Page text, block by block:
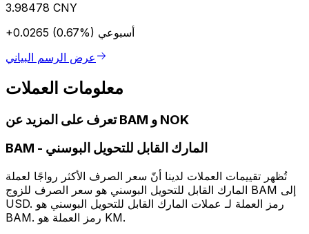
3.98478 CNY
+0.0265 (0.67%) أسبوعي
عرض الرسم البياني
معلومات العملات
تعرف على المزيد عن BAM و NOK
BAM - المارك القابل للتحويل البوسني
تُظهر تقييمات العملات لدينا أنّ سعر الصرف الأكثر رواجًا لعملة
المارك القابل للتحويل البوسني هو سعر الصرف للزوج BAM إلى
USD. رمز العملة لـ عملات المارك القابل للتحويل البوسني هو
BAM. رمز العملة هو KM.